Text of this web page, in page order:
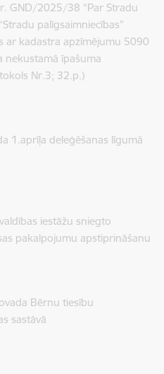
GND/2025/38 “Par Stradu
palīgsaimniecības”
ar kadastra apzīmējumu 5090
nekustamā īpašuma
Nr.3; 32.p.)
1.aprīļa deleģēšanas līgumā
iestāžu sniegto
pakalpojumu apstiprināšanu
Bērnu tiesību
sastāvā